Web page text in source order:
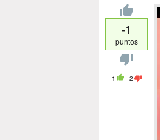
-1
puntos
1 2